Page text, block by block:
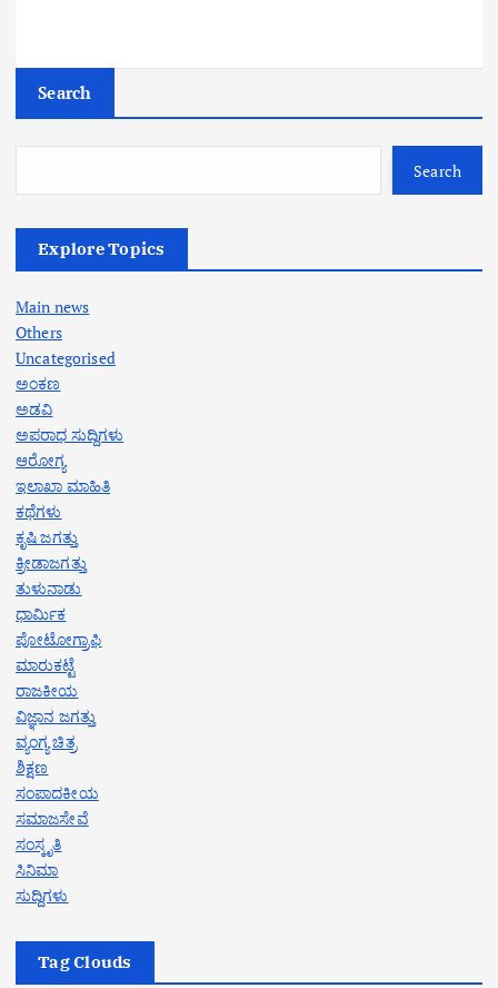
Search
Search
Explore Topics
Main news
Others
Uncategorised
ಅಂಕಣ
ಅಡವಿ
ಅಪರಾಧ ಸುದ್ದಿಗಳು
ಆರೋಗ್ಯ
ಇಲಾಖಾ ಮಾಹಿತಿ
ಕಥೆಗಳು
ಕೃಷಿ ಜಗತ್ತು
ಕ್ರೀಡಾಜಗತ್ತು
ತುಳುನಾಡು
ಧಾರ್ಮಿಕ
ಪೋಟೋಗ್ರಾಫಿ
ಮಾರುಕಟ್ಟೆ
ರಾಜಕೀಯ
ವಿಜ್ಞಾನ ಜಗತ್ತು
ವ್ಯಂಗ್ಯ ಚಿತ್ರ
ಶಿಕ್ಷಣ
ಸಂಪಾದಕೀಯ
ಸಮಾಜಸೇವೆ
ಸಂಸ್ಕೃತಿ
ಸಿನಿಮಾ
ಸುದ್ದಿಗಳು
Tag Clouds